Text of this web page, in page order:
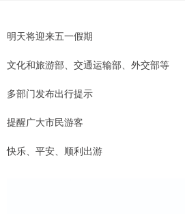
明天将迎来五一假期
文化和旅游部、交通运输部、外交部等
多部门发布出行提示
提醒广大市民游客
快乐、平安、顺利出游